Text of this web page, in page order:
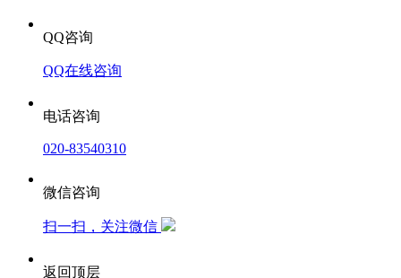
QQ咨询
QQ在线咨询
电话咨询
020-83540310
微信咨询
扫一扫，关注微信
返回顶层